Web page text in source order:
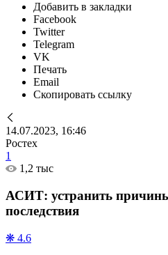
Добавить в закладки
Facebook
Twitter
Telegram
VK
Печать
Email
Скопировать ссылку
14.07.2023, 16:46
Ростех
1
1,2 тыс
АСИТ: устранить
последствия
❋ 4.6